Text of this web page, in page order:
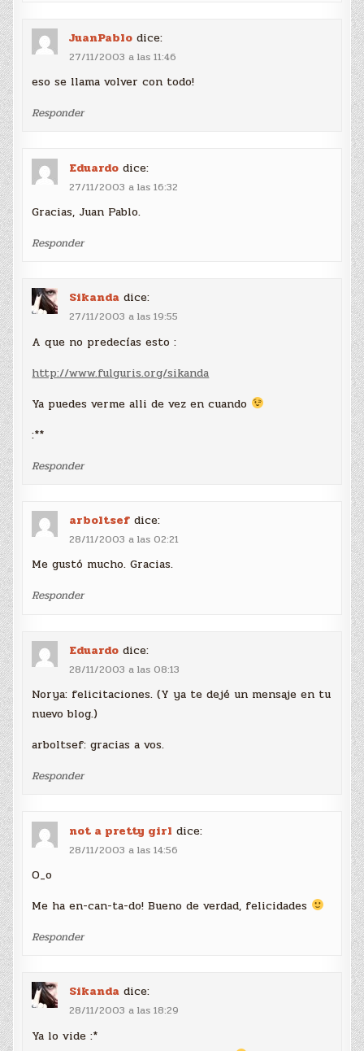
JuanPablo dice:
27/11/2003 a las 11:46
eso se llama volver con todo!
Responder
Eduardo dice:
27/11/2003 a las 16:32
Gracias, Juan Pablo.
Responder
Sikanda dice:
27/11/2003 a las 19:55
A que no predecías esto :
http://www.fulguris.org/sikanda
Ya puedes verme alli de vez en cuando
:**
Responder
arboltsef dice:
28/11/2003 a las 02:21
Me gustó mucho. Gracias.
Responder
Eduardo dice:
28/11/2003 a las 08:13
Norya: felicitaciones. (Y ya te dejé un mensaje en tu
nuevo blog.)
arboltsef: gracias a vos.
Responder
not a pretty girl dice:
28/11/2003 a las 14:56
O_o
Me ha en-can-ta-do! Bueno de verdad, felicidades
Responder
Sikanda dice:
28/11/2003 a las 18:29
Ya lo vide :*